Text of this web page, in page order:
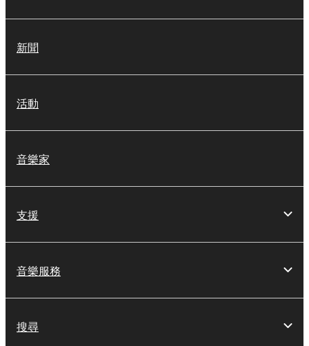
新聞
活動
音樂家
支援
音樂服務
搜尋